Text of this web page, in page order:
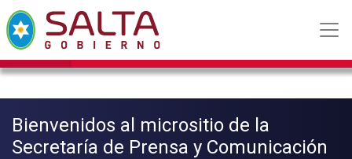
Bienvenidos al micrositio de la
Secretaría de Prensa y Comunicación